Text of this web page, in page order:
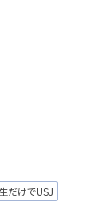
だけでUSJ